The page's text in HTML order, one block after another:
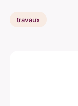
travaux